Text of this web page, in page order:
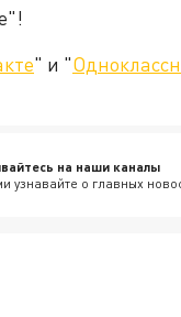
" и "
на наши каналы
узнавайте о главных